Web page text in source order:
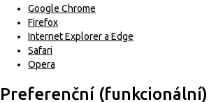
Google Chrome
Firefox
Internet Explorer a Edge
Safari
Opera
Preferenční (funkcionální)